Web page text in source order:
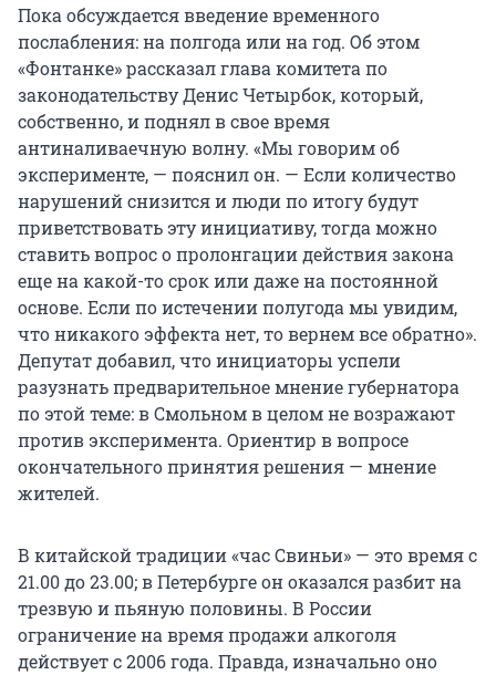
Пока обсуждается введение временного
послабления: на полгода или на год. Об этом
«Фонтанке» рассказал глава комитета по
законодательству Денис Четырбок, который,
собственно, и поднял в свое время
антиналиваечную волну. «Мы говорим об
эксперименте, — пояснил он. — Если количество
нарушений снизится и люди по итогу будут
приветствовать эту инициативу, тогда можно
ставить вопрос о пролонгации действия закона
еще на какой-то срок или даже на постоянной
основе. Если по истечении полугода мы увидим,
что никакого эффекта нет, то вернем все обратно».
Депутат добавил, что инициаторы успели
разузнать предварительное мнение губернатора
по этой теме: в Смольном в целом не возражают
против эксперимента. Ориентир в вопросе
окончательного принятия решения — мнение
жителей.
В китайской традиции «час Свиньи» — это время с
21.00 до 23.00; в Петербурге он оказался разбит на
трезвую и пьяную половины. В России
ограничение на время продажи алкоголя
действует с 2006 года. Правда, изначально оно